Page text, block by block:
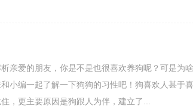
亲爱的朋友，你是不是也很喜欢养狗呢？可是为啥
小编一起了解一下狗狗的习性吧！狗喜欢人甚于喜
，更主要原因是狗跟人为伴，建立了...